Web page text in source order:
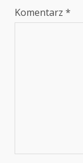
Komentarz *